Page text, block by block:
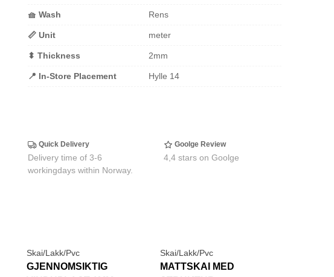
🧺 Wash Rens
📏 Unit meter
⬍ Thickness 2mm
📍 In-Store Placement Hylle 14
Quick Delivery
Delivery time of 3-6
workingdays within Norway.
Goolge Review
4,4 stars on Goolge
View More
Skai/Lakk/Pvc
GJENNOMSIKTIG
View More
Skai/Lakk/Pvc
MATTSKAI MED